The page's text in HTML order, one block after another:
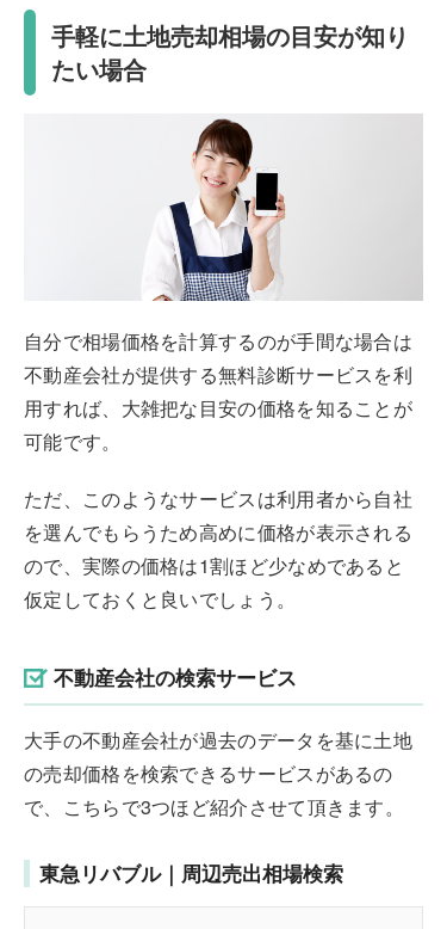
手軽に土地売却相場の目安が知り
たい場合
自分で相場価格を計算するのが手間な場合は
不動産会社が提供する無料診断サービスを利
用すれば、大雑把な目安の価格を知ることが
可能です。
ただ、このようなサービスは利用者から自社
を選んでもらうため高めに価格が表示される
ので、実際の価格は1割ほど少なめであると
仮定しておくと良いでしょう。
不動産会社の検索サービス
大手の不動産会社が過去のデータを基に土地
の売却価格を検索できるサービスがあるの
で、こちらで3つほど紹介させて頂きます。
東急リバブル｜周辺売出相場検索